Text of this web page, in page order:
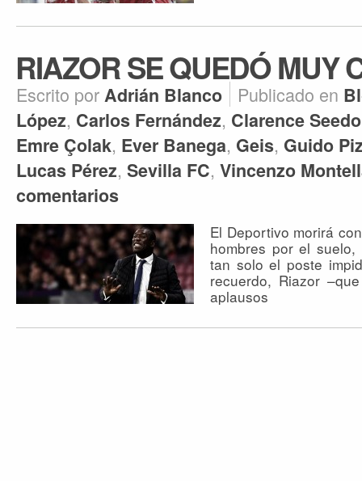
RIAZOR SE QUEDÓ MUY
Escrito porAdrián Blanco Publicado en
López, Carlos Fernández, Clarence
Emre Çolak, Ever Banega, Geis, Guido
Lucas Pérez, Sevilla FC, Vincenzo
comentarios
El Deportivo morirá
hombres por el
tan solo el poste
recuerdo, Riazor
aplausos